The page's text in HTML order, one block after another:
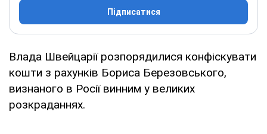
Підписатися
Влада Швейцарії розпорядилися конфіскувати
кошти з рахунків Бориса Березовського,
визнаного в Росії винним у великих
розкраданнях.